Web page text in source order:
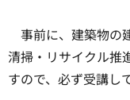
事前に、建築物の
清掃・リサイクル推
すので、必ず受講し